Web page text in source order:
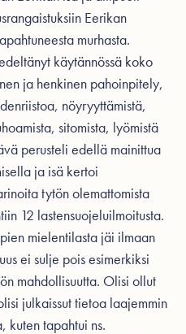
Eerikan
murhasta.
käytännössä koko
ja henkinen pahoinpitely,
nöyryyttämistä,
sitomista, lyömistä
perusteli edellä mainittua
ja isä kertoi
tytön olemattomista
12 lastensuojeluilmoitusta.
mielentilasta jäi ilmaan
ei sulje pois esimerkiksi
mahdollisuutta. Olisi ollut
julkaissut tietoa laajemmin
kuten tapahtui ns.